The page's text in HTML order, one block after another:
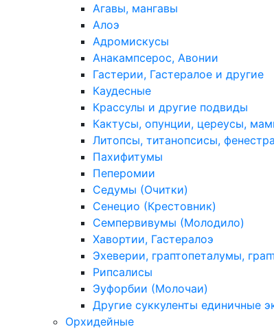
Агавы, мангавы
Алоэ
Адромискусы
Анакампсерос, Авонии
Гастерии, Гастералое и другие
Каудесные
Крассулы и другие подвиды
Кактусы, опунции, цереусы,
Литопсы, титанопсисы,
Пахифитумы
Пеперомии
Седумы (Очитки)
Сенецио (Крестовник)
Семпервивумы (Молодило)
Хавортии, Гастералоэ
Эхеверии, граптопеталумы,
Рипсалисы
Эуфорбии (Молочаи)
Другие суккуленты единичные
Орхидейные